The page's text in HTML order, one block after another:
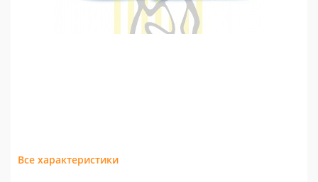
Все характеристики